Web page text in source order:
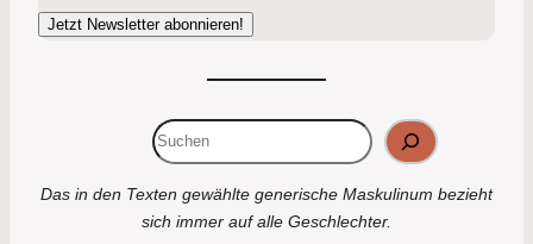
Das in den Texten gewählte generische Maskulinum bezieht
sich immer auf alle Geschlechter.